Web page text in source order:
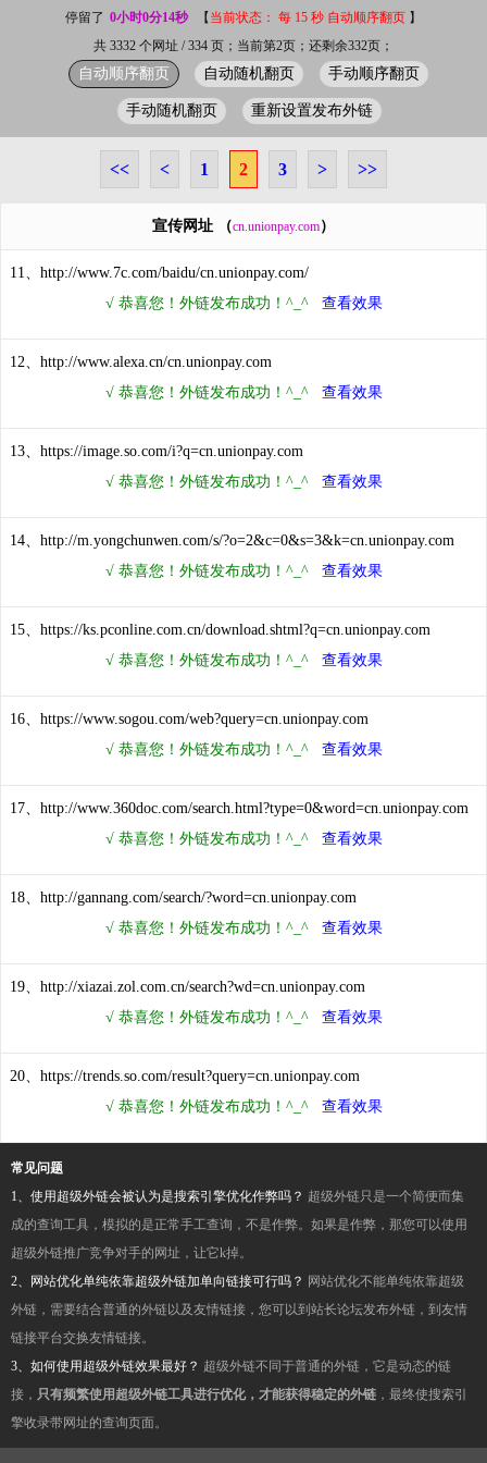
停留了 0小时0分14秒 【 当前状态： 每 15 秒 自动顺序翻页 】
共 3332 个网址 / 334 页；当前第2页；还剩余332页；
自动顺序翻页 自动随机翻页 手动顺序翻页
手动随机翻页 重新设置发布外链
<< < 1 2 3 > >>
宣传网址 （cn.unionpay.com）
11、http://www.7c.com/baidu/cn.unionpay.com/
12、http://www.alexa.cn/cn.unionpay.com
13、https://image.so.com/i?q=cn.unionpay.com
14、http://m.yongchunwen.com/s/?o=2&c=0&s=3&k=cn.unionpay.com
15、https://ks.pconline.com.cn/download.shtml?q=cn.unionpay.com
16、https://www.sogou.com/web?query=cn.unionpay.com
17、http://www.360doc.com/search.html?type=0&word=cn.unionpay.com
18、http://gannang.com/search/?word=cn.unionpay.com
19、http://xiazai.zol.com.cn/search?wd=cn.unionpay.com
20、https://trends.so.com/result?query=cn.unionpay.com
常见问题
1、使用超级外链会被认为是搜索引擎优化作弊吗？ 超级外链只是一个简便而集
成的查询工具，模拟的是正常手工查询，不是作弊。如果是作弊，那您可以使用
超级外链推广竞争对手的网址，让它k掉。
2、网站优化单纯依靠超级外链加单向链接可行吗？ 网站优化不能单纯依靠超级
外链，需要结合普通的外链以及友情链接，您可以到站长论坛发布外链，到友情
链接平台交换友情链接。
3、如何使用超级外链效果最好？ 超级外链不同于普通的外链，它是动态的链
接， 只有频繁使用超级外链工具进行优化，才能获得稳定的外链 ，最终使搜索引
擎收录带网址的查询页面。